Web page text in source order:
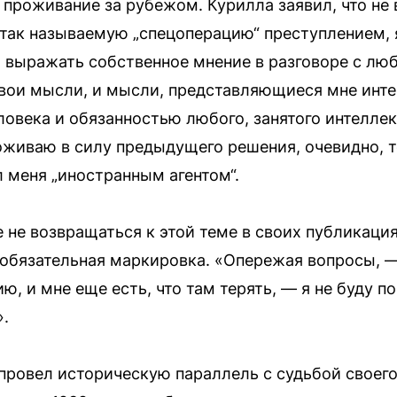
за рубежом. Курилла заявил, что не
называемую „спецоперацию“ преступлением,
собственное мнение в разговоре с
мысли, и мысли, представляющиеся мне
и обязанностью любого, занятого
в силу предыдущего решения,
„иностранным агентом“.
возвращаться к этой теме в своих
обязательная маркировка. «Опережая вопросы,
и мне еще есть, что там терять, — я не буду
историческую параллель с судьбой